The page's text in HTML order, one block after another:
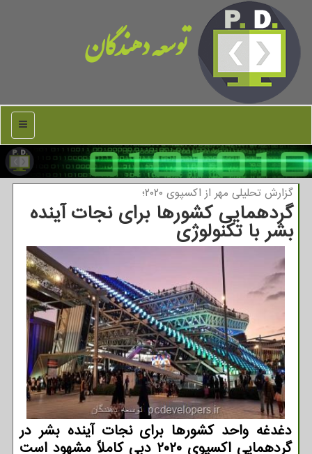
توسعه دهندگان
منو
گزارش تحلیلی مهر از اكسپوی ۲۰۲۰؛
گردهمایی کشورها برای نجات آینده
بشر با تکنولوژی
دغدغه واحد کشورها برای نجات آینده بشر در
گردهمایی اکسپوی ۲۰۲۰ دبی کاملاً مشهود است